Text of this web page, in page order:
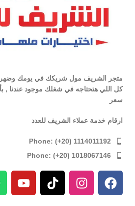
متجر الشريف مول شريكك في يومك
كل اللي هتحتاجه في شغلك موجود عندنا ,
سعر
ارقام خدمة عملاء الشريف للعدد
Phone: (+20) 1114011192
Phone: (+20) 1018067146